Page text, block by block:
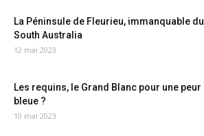
La Péninsule de Fleurieu, immanquable du
South Australia
12 mai 2023
Les requins, le Grand Blanc pour une peur
bleue ?
10 mai 2023